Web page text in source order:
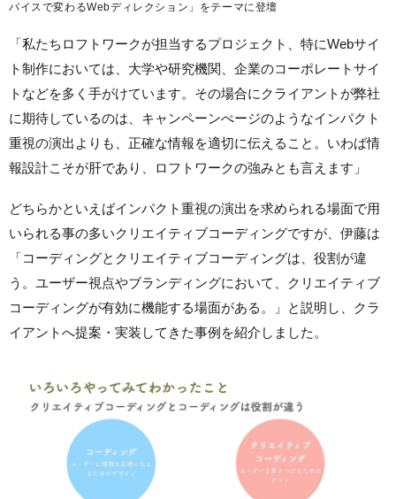
パイスで変わるWebディレクション」をテーマに登壇
「私たちロフトワークが担当するプロジェクト、特にWebサイ
ト制作においては、大学や研究機関、企業のコーポレートサイ
トなどを多く手がけています。その場合にクライアントが弊社
に期待しているのは、キャンペーンぺージのようなインパクト
重視の演出よりも、正確な情報を適切に伝えること。いわば情
報設計こそが肝であり、ロフトワークの強みとも言えます」
どちらかといえばインパクト重視の演出を求められる場面で用
いられる事の多いクリエイティブコーディングですが、伊藤は
「コーディングとクリエイティブコーディングは、役割が違
う。ユーザー視点やブランディングにおいて、クリエイティブ
コーディングが有効に機能する場面がある。」と説明し、クラ
イアントへ提案・実装してきた事例を紹介しました。